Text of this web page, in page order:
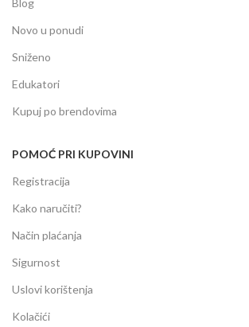
Novo u ponudi
Sniženo
Edukatori
Kupuj po brendovima
POMOĆ PRI KUPOVINI
Registracija
Kako naručiti?
Način plaćanja
Sigurnost
Uslovi korištenja
Kolačići